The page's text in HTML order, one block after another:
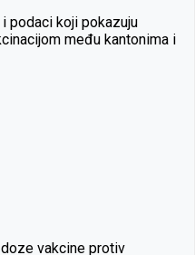
podaci koji pokazuju
među kantonima i
vakcine protiv